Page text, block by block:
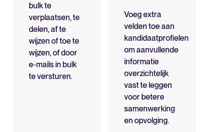
bulk te
verplaatsen, te
delen, af te
wijzen of toe te
wijzen, of door
e-mails in bulk
te versturen.
Voeg extra
velden toe aan
kandidaatprofielen
om aanvullende
informatie
overzichtelijk
vast te leggen
voor betere
samenwerking
en opvolging.